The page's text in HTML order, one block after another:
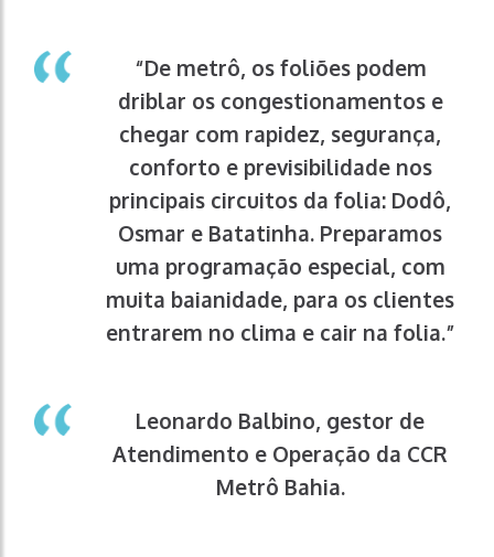
“De metrô, os foliões podem
driblar os congestionamentos e
chegar com rapidez, segurança,
conforto e previsibilidade nos
principais circuitos da folia: Dodô,
Osmar e Batatinha. Preparamos
uma programação especial, com
muita baianidade, para os clientes
entrarem no clima e cair na folia.”
Leonardo Balbino, gestor de
Atendimento e Operação da CCR
Metrô Bahia.